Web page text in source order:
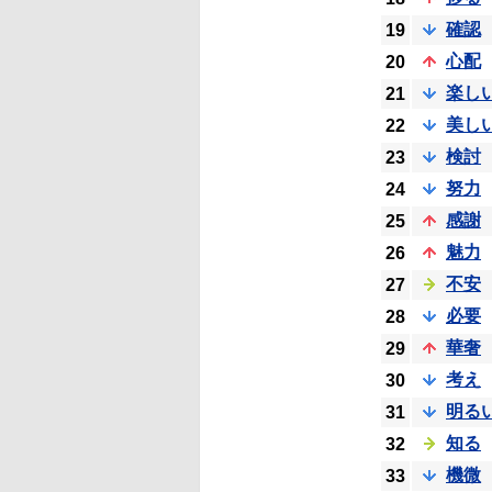
19
確認
20
心配
21
楽し
22
美し
23
検討
24
努力
25
感謝
26
魅力
27
不安
28
必要
29
華奢
30
考え
31
明る
32
知る
33
機微